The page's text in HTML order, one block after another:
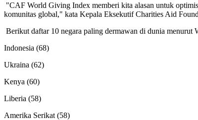
"CAF World Giving Index memberi kita alasan untuk
komunitas global," kata Kepala Eksekutif Charities Aid
Berikut daftar 10 negara paling dermawan di dunia menurut
Indonesia (68)
Ukraina (62)
Kenya (60)
Liberia (58)
Amerika Serikat (58)